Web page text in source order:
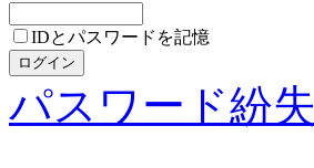
IDとパスワードを記憶
パスワード紛失